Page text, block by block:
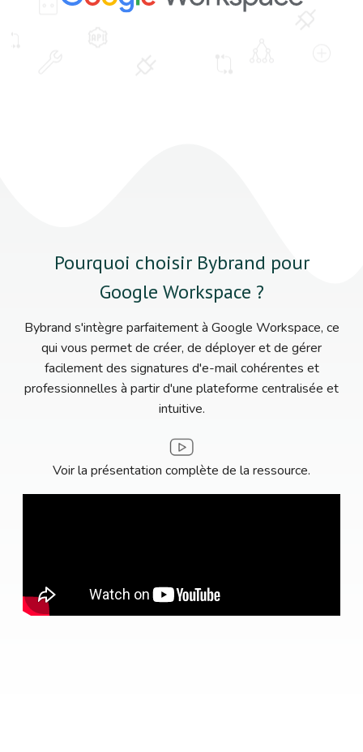
Pourquoi choisir Bybrand pour
Google Workspace ?
Bybrand s'intègre parfaitement à Google Workspace, ce
qui vous permet de créer, de déployer et de gérer
facilement des signatures d'e-mail cohérentes et
professionnelles à partir d'une plateforme centralisée et
intuitive.
Voir la présentation complète de la ressource.